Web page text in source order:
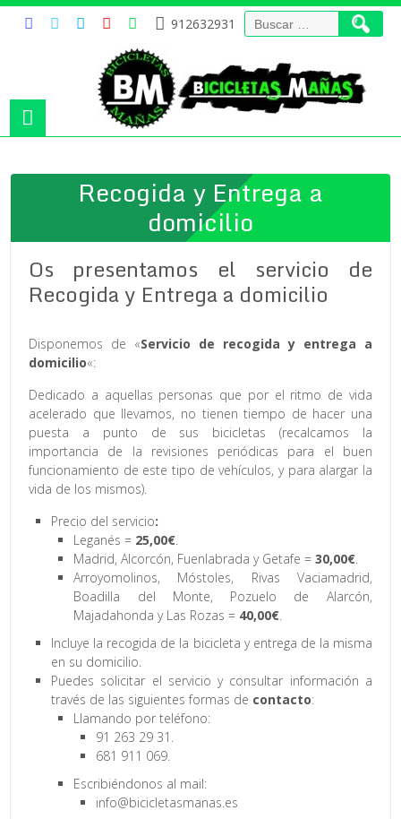
912632931 Buscar:
Recogida y Entrega a
domicilio
Os presentamos el servicio de
Recogida y Entrega a domicilio
Disponemos de «Servicio de recogida y entrega a
domicilio«:
Dedicado a aquellas personas que por el ritmo de vida
acelerado que llevamos, no tienen tiempo de hacer una
puesta a punto de sus bicicletas (recalcamos la
importancia de la revisiones periódicas para el buen
funcionamiento de este tipo de vehículos, y para alargar la
vida de los mismos).
Precio del servicio:
Leganés = 25,00€.
Madrid, Alcorcón, Fuenlabrada y Getafe =30,00€.
Arroyomolinos, Móstoles, Rivas Vaciamadrid,
Boadilla del Monte, Pozuelo de Alarcón,
Majadahonda y Las Rozas = 40,00€.
Incluye la recogida de la bicicleta y entrega de la misma
en su domicilio.
Puedes solicitar el servicio y consultar información a
través de las siguientes formas de contacto:
Llamando por teléfono:
91 263 29 31.
681 911 069.
Escribiéndonos al mail:
info@bicicletasmanas.es